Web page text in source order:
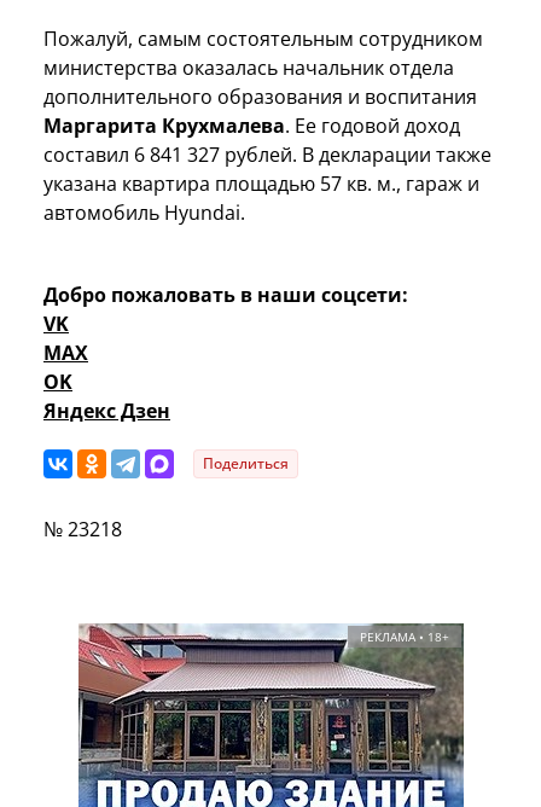
Пожалуй, самым состоятельным сотрудником
министерства оказалась начальник отдела
дополнительного образования и воспитания
Маргарита Крухмалева. Ее годовой доход
составил 6 841 327 рублей. В декларации также
указана квартира площадью 57 кв. м., гараж и
автомобиль Hyundai.
Добро пожаловать в наши соцсети:
VK
MAX
OK
Яндекс Дзен
Поделиться
№ 23218
РЕКЛАМА • 18+